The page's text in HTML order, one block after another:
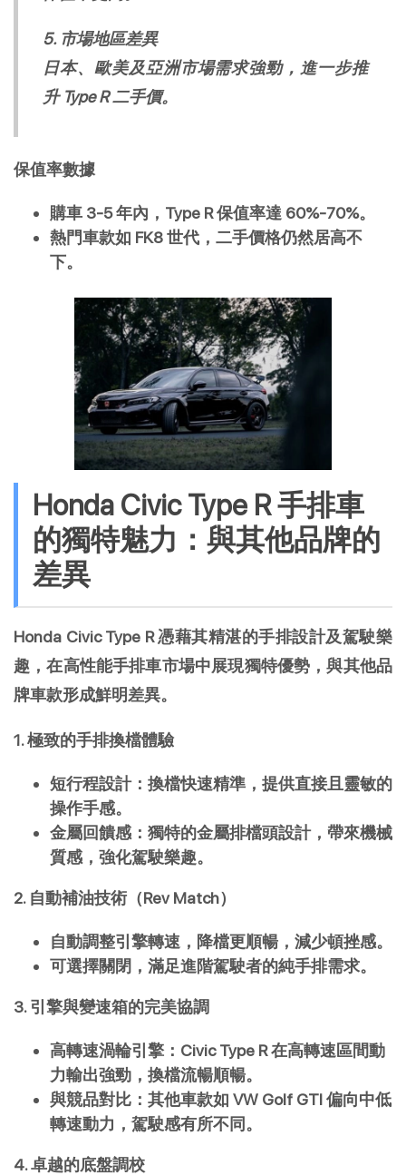
5. 市場地區差異
日本、歐美及亞洲市場需求強勁，進一步推
升 Type R 二手價。
保值率數據
購車 3-5 年內，Type R 保值率達 60%-70%。
熱門車款如 FK8 世代，二手價格仍然居高不
下。
Honda Civic Type R 手排車
的獨特魅力：與其他品牌的
差異
Honda Civic Type R 憑藉其精湛的手排設計及駕駛樂
趣，在高性能手排車市場中展現獨特優勢，與其他品
牌車款形成鮮明差異。
1. 極致的手排換檔體驗
短行程設計：換檔快速精準，提供直接且靈敏的
操作手感。
金屬回饋感：獨特的金屬排檔頭設計，帶來機械
質感，強化駕駛樂趣。
2. 自動補油技術（Rev Match）
自動調整引擎轉速，降檔更順暢，減少頓挫感。
可選擇關閉，滿足進階駕駛者的純手排需求。
3. 引擎與變速箱的完美協調
高轉速渦輪引擎：Civic Type R 在高轉速區間動
力輸出強勁，換檔流暢順暢。
與競品對比：其他車款如 VW Golf GTI 偏向中低
轉速動力，駕駛感有所不同。
4. 卓越的底盤調校